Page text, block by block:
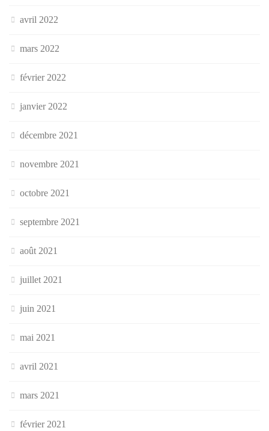
avril 2022
mars 2022
février 2022
janvier 2022
décembre 2021
novembre 2021
octobre 2021
septembre 2021
août 2021
juillet 2021
juin 2021
mai 2021
avril 2021
mars 2021
février 2021